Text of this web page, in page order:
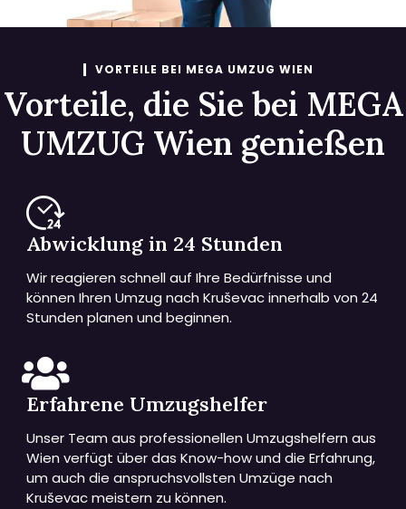
VORTEILE BEI MEGA UMZUG WIEN
Vorteile, die Sie bei MEGA
UMZUG Wien genießen
Abwicklung in 24 Stunden
Wir reagieren schnell auf Ihre Bedürfnisse und
können Ihren Umzug nach Kruševac innerhalb von 24
Stunden planen und beginnen.
Erfahrene Umzugshelfer
Unser Team aus professionellen Umzugshelfern aus
Wien verfügt über das Know-how und die Erfahrung,
um auch die anspruchsvollsten Umzüge nach
Kruševac meistern zu können.